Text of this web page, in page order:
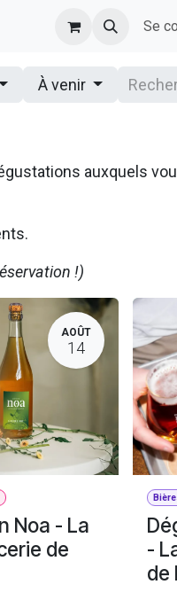
Se
À venir
auxquels
!)
AOÛT
14
Noa - La
de
-
de